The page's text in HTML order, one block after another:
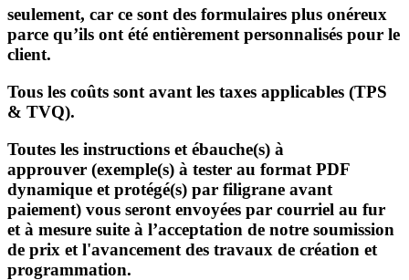
seulement, car ce sont des formulaires plus onéreux
parce qu’ils ont été entièrement personnalisés pour le
client.
Tous les coûts sont avant les taxes applicables (TPS
& TVQ).
Toutes les instructions et ébauche(s) à
approuver (exemple(s) à tester au format PDF
dynamique et protégé(s) par filigrane avant
paiement) vous seront envoyées par courriel au fur
et à mesure suite à l’acceptation de notre soumission
de prix et l'avancement des travaux de création et
programmation.